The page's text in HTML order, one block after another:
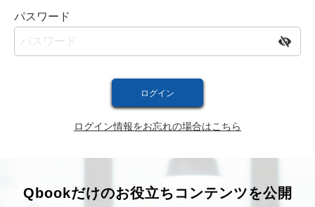
パスワード
ログイン情報をお忘れの場合はこちら
Qbookだけのお役立ちコンテンツを公開